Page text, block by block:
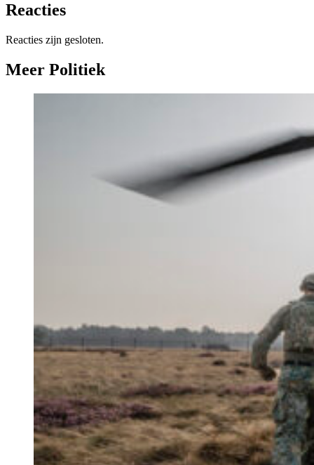
Reacties
Reacties zijn gesloten.
Meer Politiek